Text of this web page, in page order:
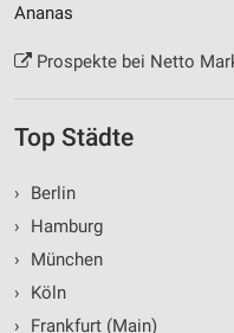
Ananas
Prospekte bei Netto
Top Städte
›
Berlin
›
Hamburg
›
München
›
Köln
›
Frankfurt (Main)